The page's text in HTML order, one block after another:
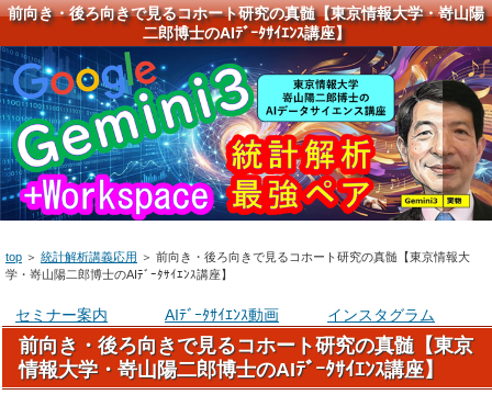
前向き・後ろ向きで見るコホート研究の真髄【東京情報大学・嵜山陽
二郎博士のAIﾃﾞｰﾀｻｲｴﾝｽ講座】
top ＞ 統計解析講義応用 ＞ 前向き・後ろ向きで見るコホート研究の真髄【東京情報大
学・嵜山陽二郎博士のAIﾃﾞｰﾀｻｲｴﾝｽ講座】
セミナー案内 AIﾃﾞｰﾀｻｲｴﾝｽ動画 インスタグラム
前向き・後ろ向きで見るコホート研究の真髄【東京
情報大学・嵜山陽二郎博士のAIﾃﾞｰﾀｻｲｴﾝｽ講座】